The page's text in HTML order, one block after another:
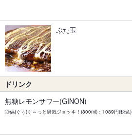
ぶた玉
ドリンク
無糖レモンサワー(GINON)
◎偶(ぐぅ)ぐ～っと男気ジョッキ！(800ml)：1089円(税込)